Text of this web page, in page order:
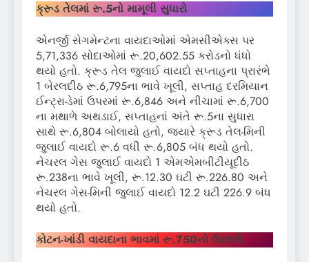
ક્રૂડ તેલમાં રૂ.5નો મામૂલી સુધારો
એનર્જી સેગમેન્ટના વાયદાઓમાં એમસીએક્સ પર
5,71,336 સોદાઓમાં રૂ.20,602.55 કરોડનો ધંધો
થયો હતો. ક્રૂડ તેલ જુલાઈ વાયદો સપ્તાહના પ્રારંભે
1 બેરલદીઠ રૂ.6,795ના ભાવે ખૂલી, સપ્તાહ દરમિયાન
ઈન્ટ્રા-ડેમાં ઉપરમાં રૂ.6,846 અને નીચામાં રૂ.6,700
ના મથાળે અથડાઈ, સપ્તાહનાં અંતે રૂ.5ના સુધારા
સાથે રૂ.6,804 બોલાયો હતો, જ્યારે ક્રૂડ તેલ-મિની
જુલાઈ વાયદો રૂ.6 વધી રૂ.6,805 બંધ થયો હતો.
નેચરલ ગેસ જુલાઈ વાયદો 1 એમએમબીટીયૂદીઠ
રૂ.238ના ભાવે ખૂલી, રૂ.12.30 ઘટી રૂ.226.80 અને
નેચરલ ગેસ-મિની જુલાઈ વાયદો 12.2 ઘટી 226.9 બંધ
થયો હતો.
કોટન-ખાંડી વાયદાના ભાવમાં રૂ.750નો ઉછાળો